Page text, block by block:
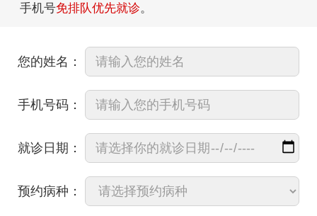
手机号免排队优先就诊。
您的姓名：
手机号码：
就诊日期：
预约病种：